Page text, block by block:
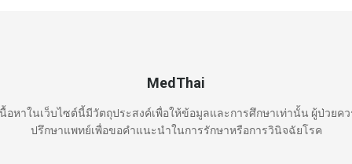
MedThai
อหาในเว็บไซต์นี้มีวัตถุประสงค์เพื่อให้ข้อมูลและการศึกษาเท่านั้น ผู้ป่วยค
ปรึกษาแพทย์เพื่อขอคำแนะนำในการรักษาหรือการวินิจฉัยโรค